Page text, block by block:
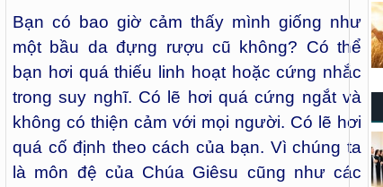
Bạn có bao giờ cảm thấy mình giống như
một bầu da đựng rượu cũ không? Có thể
bạn hơi quá thiếu linh hoạt hoặc cứng nhắc
trong suy nghĩ. Có lẽ hơi quá cứng ngắt và
không có thiện cảm với mọi người. Có lẽ hơi
quá cố định theo cách của bạn. Vì chúng ta
là môn đệ của Chúa Giêsu cũng như các